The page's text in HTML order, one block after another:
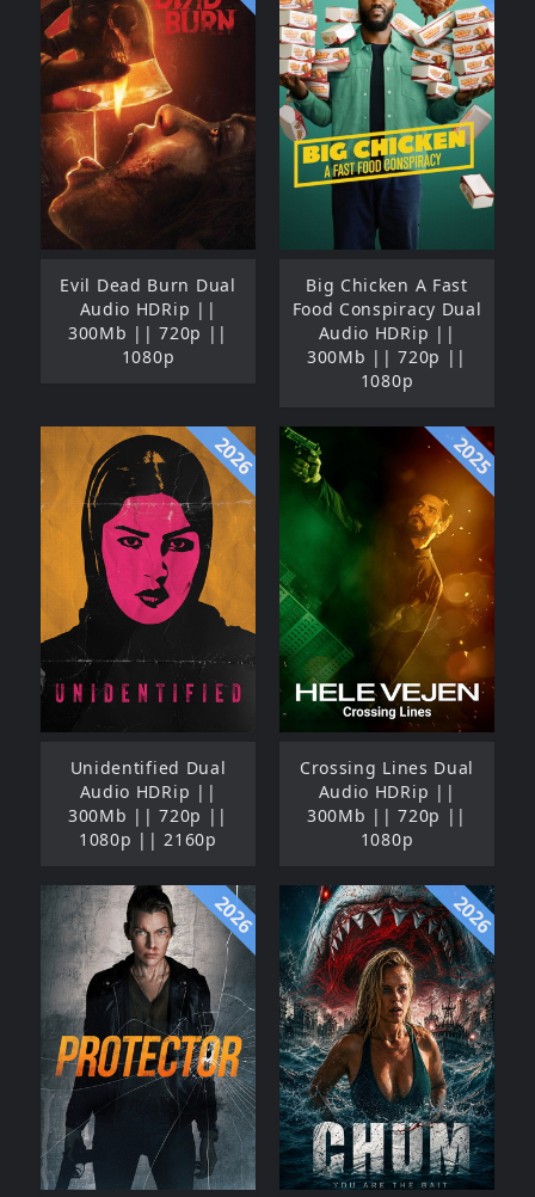
Evil Dead Burn Dual
Audio HDRip ||
300Mb || 720p ||
1080p
Big Chicken A Fast
Food Conspiracy Dual
Audio HDRip ||
300Mb || 720p ||
1080p
2026
Unidentified Dual
Audio HDRip ||
300Mb || 720p ||
1080p || 2160p
2025
Crossing Lines Dual
Audio HDRip ||
300Mb || 720p ||
1080p
2026 2026